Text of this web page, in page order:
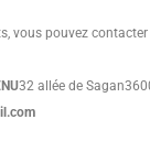
vous pouvez contacter
32 allée de Sagan